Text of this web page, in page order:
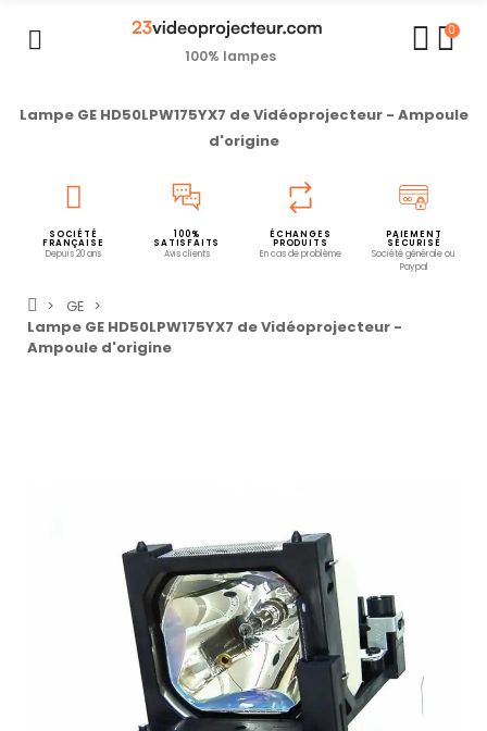
100% lampes
0
Lampe GE HD50LPW175YX7 de Vidéoprojecteur - Ampoule
d'origine
SOCIÉTÉ
FRANÇAISE
Depuis 20 ans
100%
SATISFAITS
Avis clients
ÉCHANGES
PRODUITS
En cas de problème
PAIEMENT
SÉCURISÉ
Société générale ou
Paypal
GE
Lampe GE HD50LPW175YX7 de Vidéoprojecteur -
Ampoule d'origine